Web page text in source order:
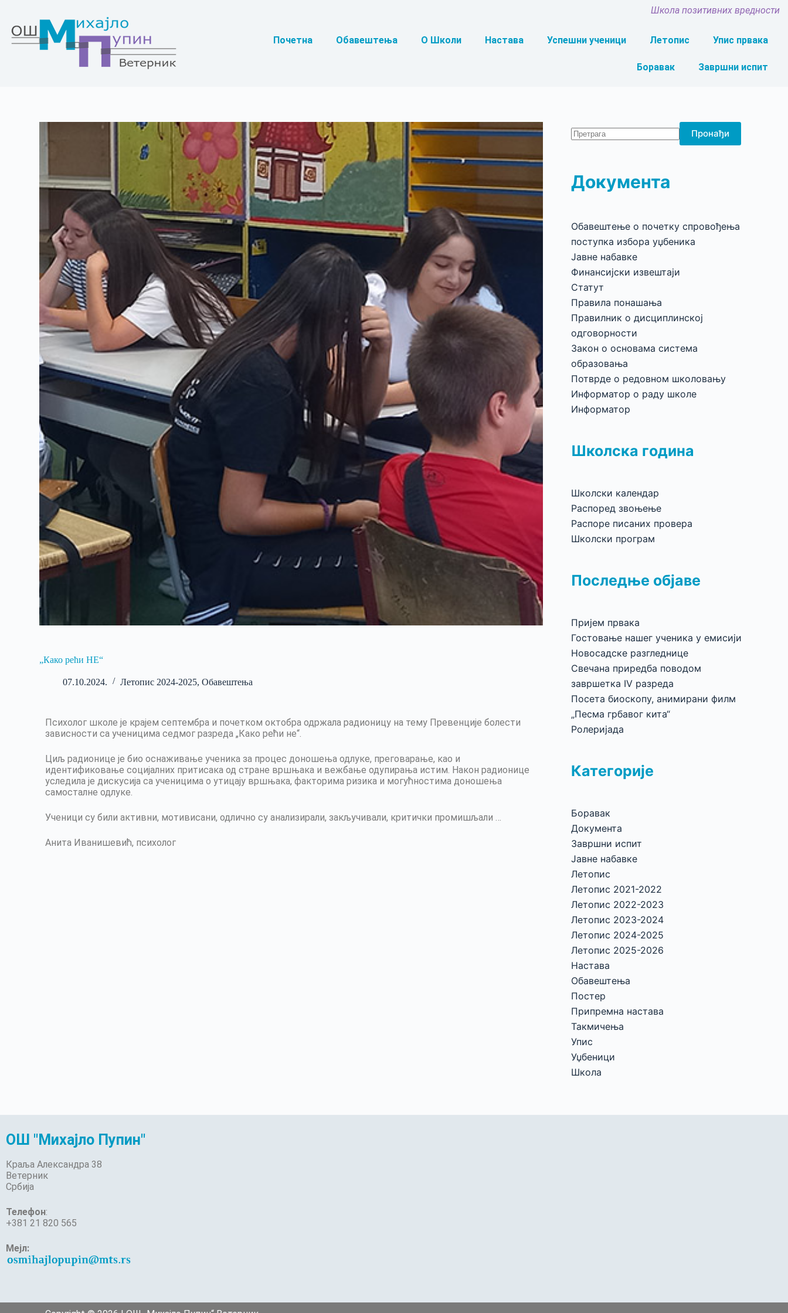
Школа позитивних вредности
Почетна Обавештења О Школи Настава Успешни ученици Летопис Упис првака
Боравак Завршни испит
„Како рећи НЕ“
07.10.2024. Летопис 2024-2025,Обавештења
Психолог школе је крајем септембра и почетком октобра одржала радионицу на тему Превенције болести
зависности са ученицима седмог разреда „Како рећи не“.
Циљ радионице је био оснаживање ученика за процес доношења одлуке, преговарање, као и
идентификовање социјалних притисака од стране вршњака и вежбање одупирања истим. Након радионице
уследила је дискусија са ученицима о утицају вршњака, факторима ризика и могућностима доношења
самосталне одлуке.
Ученици су били активни, мотивисани, одлично су анализирали, закључивали, критички промишљали …
Анита Иванишевић, психолог
Пронађи
Документа
Обавештење о почетку спровођења
поступка избора уџбеника
Јавне набавке
Финансијски извештаји
Статут
Правила понашања
Правилник о дисциплинској
одговорности
Закон о основама система
образовања
Потврде о редовном школовању
Информатор о раду школе
Информатор
Школска година
Школски календар
Распоред звоњење
Распоре писаних провера
Школски програм
Последње објаве
Пријем првака
Гостовање нашег ученика у емисији
Новосадске разгледнице
Свечана приредба поводом
завршетка IV разреда
Посета биоскопу, анимирани филм
„Песма грбавог кита“
Ролеријада
Категорије
Боравак
Документа
Завршни испит
Јавне набавке
Летопис
Летопис 2021-2022
Летопис 2022-2023
Летопис 2023-2024
Летопис 2024-2025
Летопис 2025-2026
Настава
Обавештења
Постер
Припремна настава
Такмичења
Упис
Уџбеници
Школа
ОШ "Михајло Пупин"
Краља Александра 38
Ветерник
Србија
Телефон:
+381 21 820 565
Мејл: